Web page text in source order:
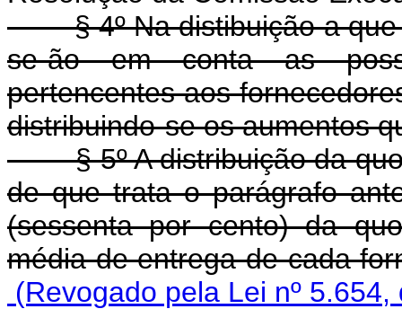
§ 4º Na distibuição a que
se-ão em conta as
pertencentes aos
distribuindo-se os aumentos
§ 5º A distribuição da
de que trata o parágrafo
(sessenta por cento) da
média de entrega de cada
(Revogado pela Lei nº